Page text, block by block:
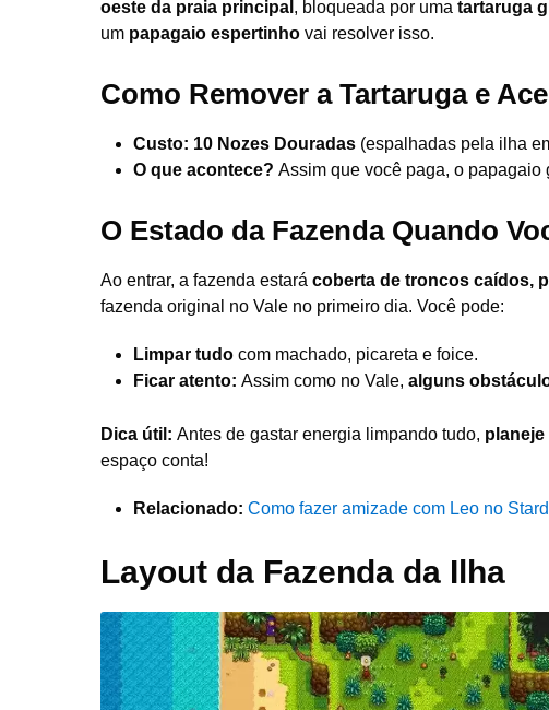
oeste da praia principal , bloqueada por uma tartaruga
um papagaio espertinho vai resolver isso.
Como Remover a Tartaruga e
Custo: 10 Nozes Douradas (espalhadas pela ilha
O que acontece? Assim que você paga, o papagaio
O Estado da Fazenda Quando
Ao entrar, a fazenda estará coberta de troncos caídos,
fazenda original no Vale no primeiro dia. Você pode:
Limpar tudo com machado, picareta e foice.
Ficar atento: Assim como no Vale, alguns
Dica útil: Antes de gastar energia limpando tudo,
espaço conta!
Relacionado: Como fazer amizade com Leo no
Layout da Fazenda da Ilha